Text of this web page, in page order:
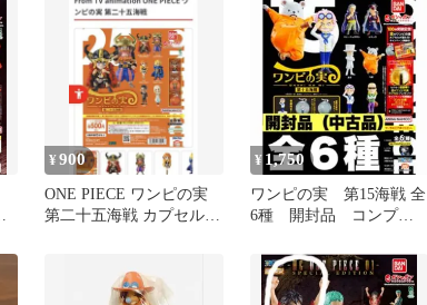
¥900
ONE PIECE ワンピの実
第二十五海戦 カプセルト
¥ 1,750
ワンピの実 第15海戦 全
6種 開封品 コンプリ
し